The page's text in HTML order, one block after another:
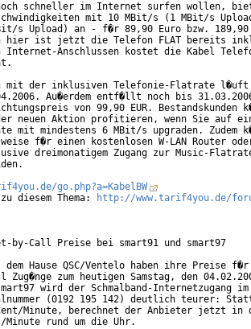
schneller im Internet surfen wollen,
mit 10 MBit/s (1 MBit/s
s Upload) an - f�r 89,90 Euro bzw. 189,90
hier ist jetzt die Telefon FLAT bereits
Internet-Anschlussen kostet die Kabel
mit der inklusiven Telefonie-Flatrate l�uft
Au�erdem entf�llt noch bis
von 99,90 EUR. Bestandskunden
neuen Aktion profitieren, wenn Sie auf
mit mindestens 6 MBit/s upgraden. Zudem
f�r einen kostenlosen W-LAN Router
dreimonatigem Zugang zur Music-
go.php?a=KabelBW
diesem Thema:
http://www.tarif4you.de/
by-Call Preise bei smart91 und smart97
dem Hause QSC/Ventelo haben ihre Preise f�r
zum heutigen Samstag, den
wird der Schmalband-Internetzugang
(0192 195 142) deutlich teurer:
Minute, berechnet der Anbieter jetzt in
Minute rund um die Uhr.